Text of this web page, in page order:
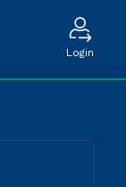
Login